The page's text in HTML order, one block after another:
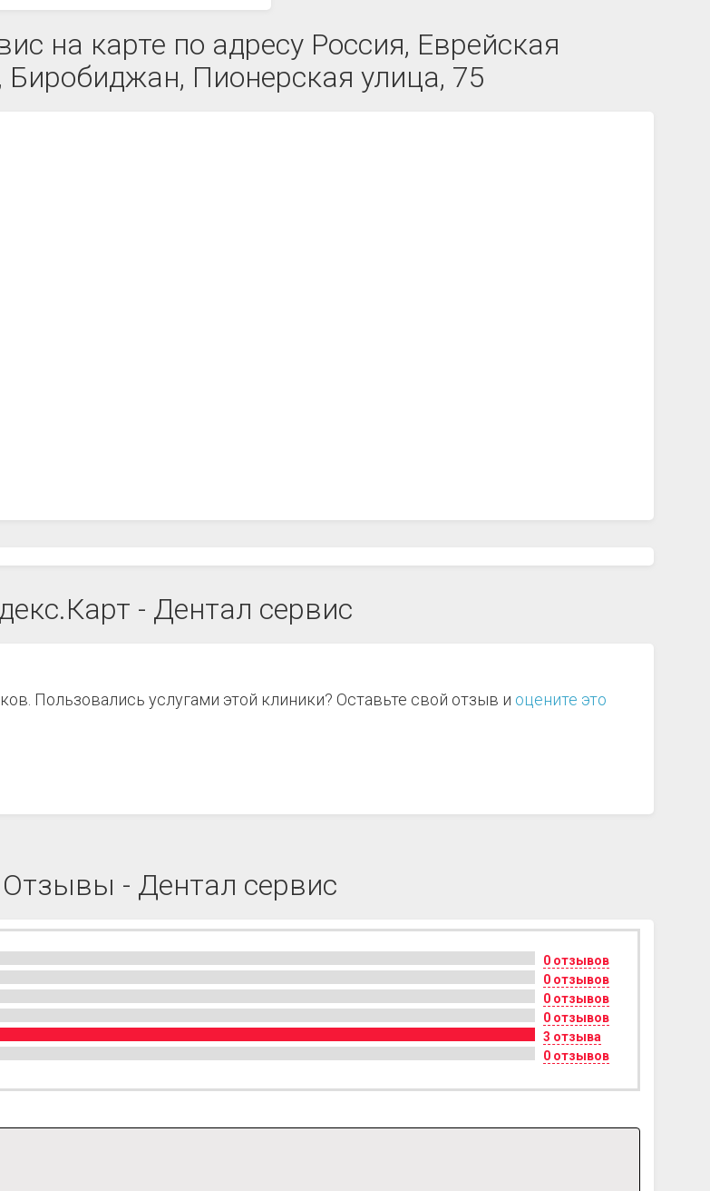
на карте по адресу Россия, Еврейская
Биробиджан, Пионерская улица, 75
- Дентал сервис
Пользовались услугами этой клиники? Оставьте свой отзыв и оцените это
Отзывы - Дентал сервис
0 отзывов
0 отзывов
0 отзывов
0 отзывов
3 отзыва
0 отзывов